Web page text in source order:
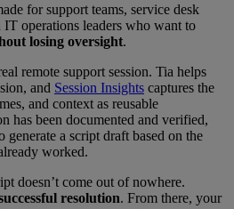
for support teams, service desk
operations leaders who want to
losing oversight.
remote support session. Tia helps
and Session Insights captures the
and context as reusable
has been documented and verified,
a script draft based on the
worked.
doesn’t come out of nowhere.
resolution. From there, your